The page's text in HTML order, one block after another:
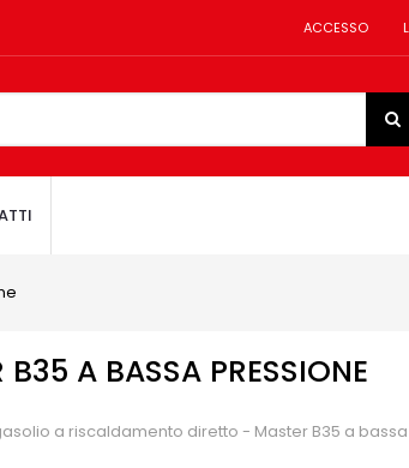
ACCESSO
B35 A BASSA PRESSIONE
a riscaldamento diretto - Master B35 a